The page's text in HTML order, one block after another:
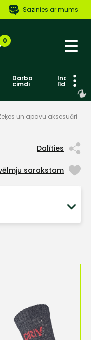
Sazinies ar mums
0
Darba
cimdi līdzekļi
un apavu aksesuāri
Dalīties
sarakstam